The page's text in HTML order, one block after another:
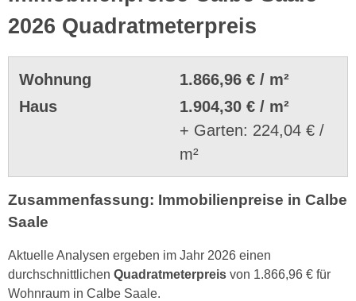
2026 Quadratmeterpreis
Wohnung
1.866,96 € / m²
Haus
1.904,30 € / m²
+ Garten: 224,04 € /
m²
Zusammenfassung: Immobilienpreise in Calbe
Saale
Aktuelle Analysen ergeben im Jahr 2026 einen
durchschnittlichen Quadratmeterpreis von 1.866,96 € für
Wohnraum in Calbe Saale.